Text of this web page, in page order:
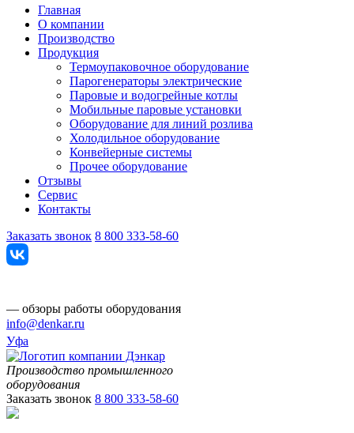
Главная
О компании
Производство
Продукция
Термоупаковочное оборудование
Парогенераторы электрические
Паровые и водогрейные котлы
Мобильные паровые установки
Оборудование для линий розлива
Холодильное оборудование
Конвейерные системы
Прочее оборудование
Отзывы
Сервис
Контакты
Заказать звонок 8 800 333-58-60
— обзоры работы оборудования
info@denkar.ru
Уфа
Производство промышленного
оборудования
Заказать звонок 8 800 333-58-60